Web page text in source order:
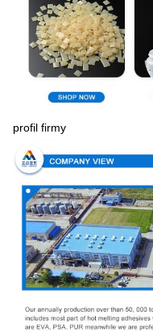
profil firmy